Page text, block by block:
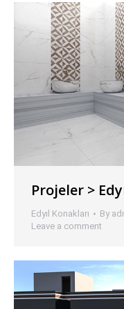
Projeler >
Edyıl Konakları By
Leave a comment